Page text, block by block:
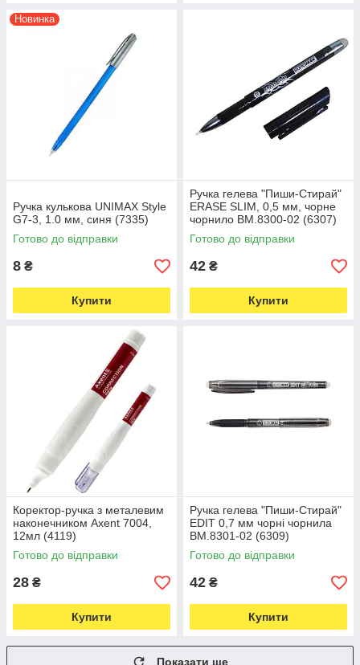
Новинка
Ручка кулькова UNIMAX Style
G7-3, 1.0 мм, синя (7335)
Готово до відправки
8 ₴
Купити
Ручка гелева "Пиши-Стирай"
ERASE SLIM, 0,5 мм, чорне
чорнило BM.8300-02 (6307)
Готово до відправки
42 ₴
Купити
Коректор-ручка з металевим
наконечником Axent 7004,
12мл (4119)
Готово до відправки
28 ₴
Купити
Ручка гелева "Пиши-Стирай"
EDIT 0,7 мм чорні чорнила
BM.8301-02 (6309)
Готово до відправки
42 ₴
Купити
Показати ще